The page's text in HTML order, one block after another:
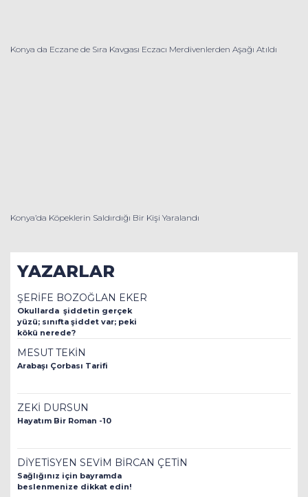
Konya da Eczane de Sıra Kavgası Eczacı Merdivenlerden Aşağı Atıldı
Konya’da Köpeklerin Saldırdığı Bir Kişi Yaralandı
YAZARLAR
ŞERİFE BOZOĞLAN EKER
Okullarda şiddetin gerçek
yüzü; sınıfta şiddet var; peki
kökü nerede?
MESUT TEKİN
Arabaşı Çorbası Tarifi
ZEKİ DURSUN
Hayatım Bir Roman -10
DİYETİSYEN SEVİM BİRCAN ÇETİN
Sağlığınız için bayramda
beslenmenize dikkat edin!